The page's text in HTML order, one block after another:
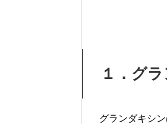
１．グ
グランダキシ